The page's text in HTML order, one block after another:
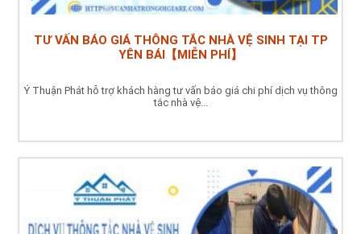
TƯ VẤN BÁO GIÁ THÔNG TẮC NHÀ VỆ SINH TẠI TP
YÊN BÁI【MIỄN PHÍ】
Ý Thuận Phát hỗ trợ khách hàng tư vấn báo giá chi phí dịch vụ thông
tắc nhà vệ...